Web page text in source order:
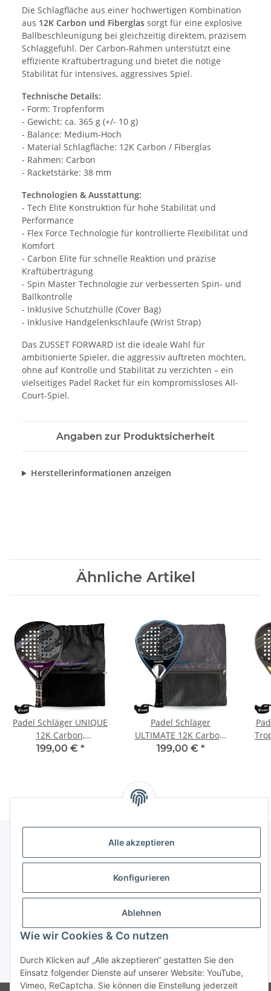
Alle akzeptieren
Konfigurieren
Ablehnen
Wie wir Cookies & Co nutzen
Durch Klicken auf „Alle akzeptieren“ gestatten Sie den
Einsatz folgender Dienste auf unserer Website: YouTube,
Vimeo, ReCaptcha. Sie können die Einstellung jederzeit
Die Schlagfläche aus einer hochwertigen Kombination
aus 12K Carbon und Fiberglas sorgt für eine explosive
Ballbeschleunigung bei gleichzeitig direktem, präzisem
Schlaggefühl. Der Carbon-Rahmen unterstützt eine
effiziente Kraftübertragung und bietet die nötige
Stabilität für intensives, aggressives Spiel.
Technische Details:
- Form: Tropfenform
- Gewicht: ca. 365 g (+/- 10 g)
- Balance: Medium-Hoch
- Material Schlagfläche: 12K Carbon / Fiberglas
- Rahmen: Carbon
- Racketstärke: 38 mm
Technologien & Ausstattung:
- Tech Elite Konstruktion für hohe Stabilität und
Performance
- Flex Force Technologie für kontrollierte Flexibilität und
Komfort
- Carbon Elite für schnelle Reaktion und präzise
Kraftübertragung
- Spin Master Technologie zur verbesserten Spin- und
Ballkontrolle
- Inklusive Schutzhülle (Cover Bag)
- Inklusive Handgelenkschlaufe (Wrist Strap)
Das ZUSSET FORWARD ist die ideale Wahl für
ambitionierte Spieler, die aggressiv auftreten möchten,
ohne auf Kontrolle und Stabilität zu verzichten – ein
vielseitiges Padel Racket für ein kompromissloses All-
Court-Spiel.
Angaben zur Produktsicherheit
Herstellerinformationen anzeigen
Ähnliche Artikel
Padel Schläger UNIQUE
12K Carbon,
Tropfenform - Medium-
199,00 € *
Padel Schläger
ULTIMATE 12K Carbon,
Diamantform - maximale
199,00 € *
Informationen
Gesetzliche Informationen
* Alle Preise inkl. gesetzlicher USt., zzgl. Versand